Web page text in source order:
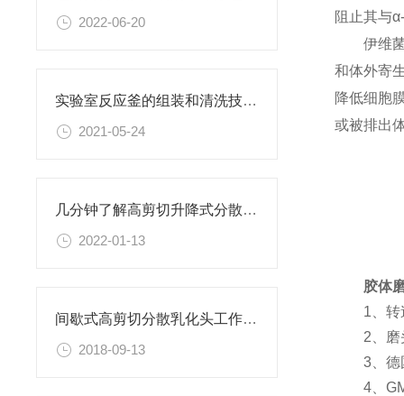
2022-06-20
实验室反应釜的组装和清洗技巧分享
2021-05-24
几分钟了解高剪切升降式分散机的设备选型表及分散头形式
2022-01-13
间歇式高剪切分散乳化头工作原理
2018-09-13
阻止其与
伊维
和体外寄
降低细胞
或被排出
胶体
1、
2、
3、德
4、